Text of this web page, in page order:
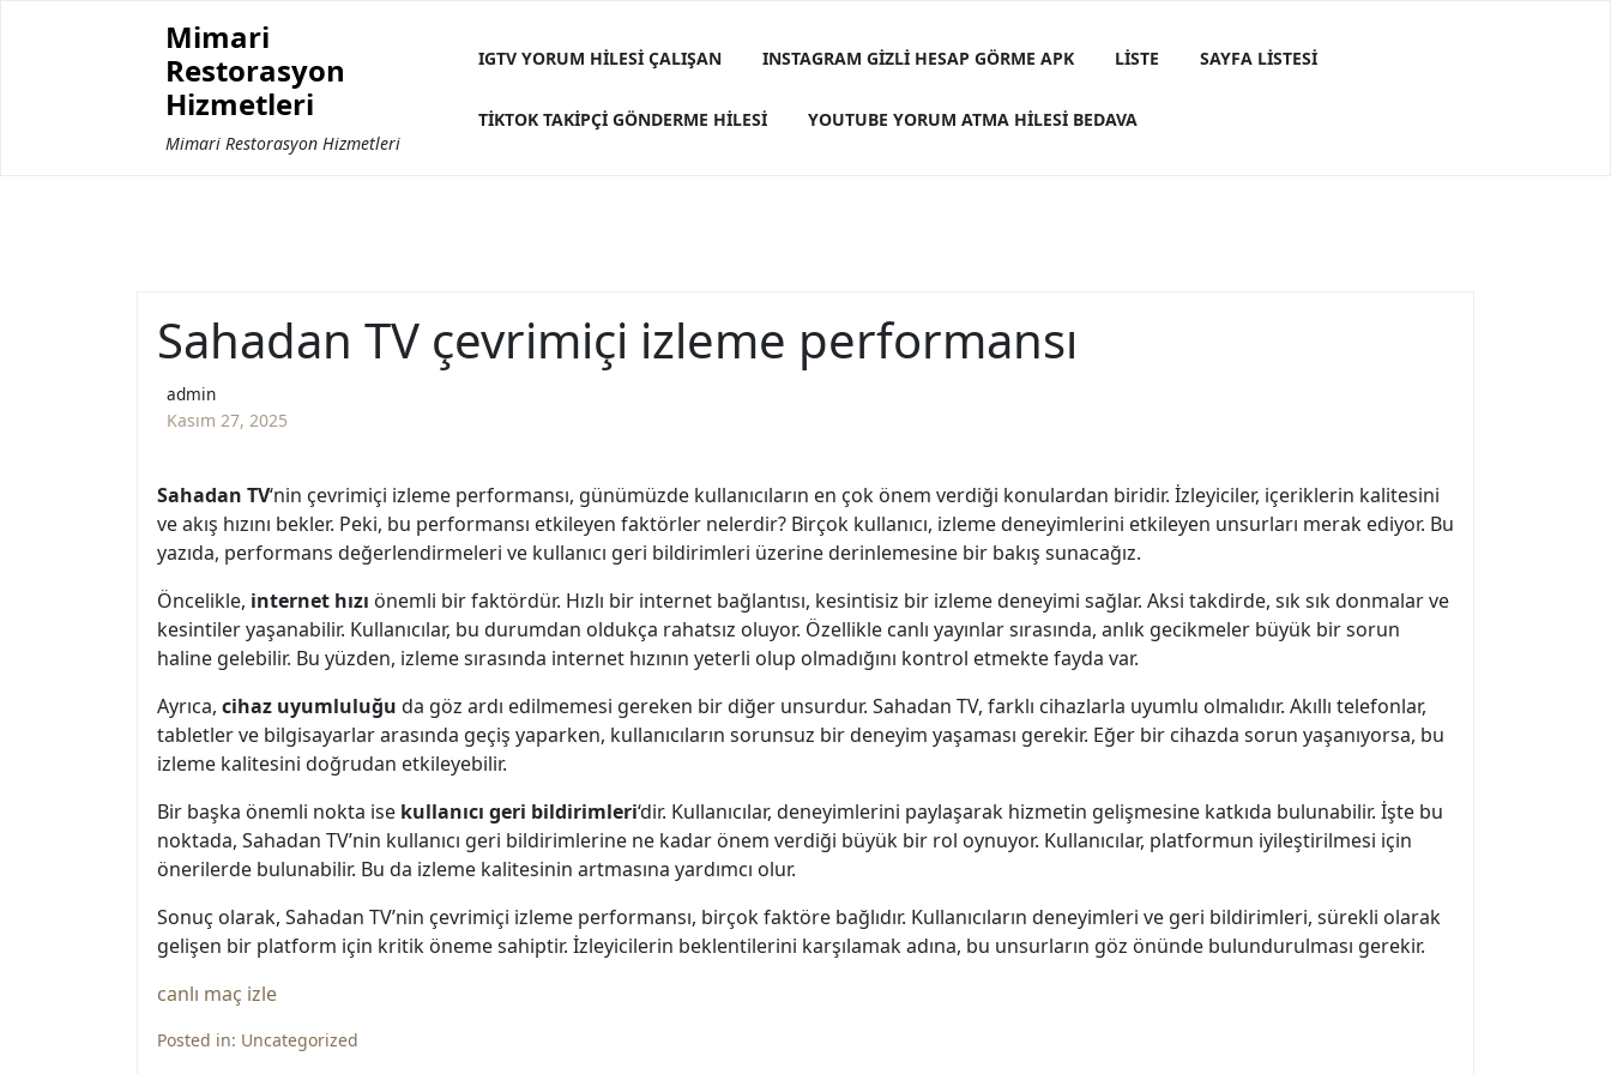
Mimari
Restorasyon
Hizmetleri
Mimari Restorasyon Hizmetleri
IGTV YORUM HILESI ÇALIŞAN INSTAGRAM GIZLI HESAP GÖRME APK LISTE SAYFA LISTESI
TIKTOK TAKIPÇI GÖNDERME HILESI YOUTUBE YORUM ATMA HILESI BEDAVA
Sahadan TV çevrimiçi izleme performansı
admin
Kasım 27, 2025
Sahadan TV‘nin çevrimiçi izleme performansı, günümüzde kullanıcıların en çok önem verdiği konulardan biridir. İzleyiciler, içeriklerin kalitesini
ve akış hızını bekler. Peki, bu performansı etkileyen faktörler nelerdir? Birçok kullanıcı, izleme deneyimlerini etkileyen unsurları merak ediyor. Bu
yazıda, performans değerlendirmeleri ve kullanıcı geri bildirimleri üzerine derinlemesine bir bakış sunacağız.
Öncelikle, internet hızı önemli bir faktördür. Hızlı bir internet bağlantısı, kesintisiz bir izleme deneyimi sağlar. Aksi takdirde, sık sık donmalar ve
kesintiler yaşanabilir. Kullanıcılar, bu durumdan oldukça rahatsız oluyor. Özellikle canlı yayınlar sırasında, anlık gecikmeler büyük bir sorun
haline gelebilir. Bu yüzden, izleme sırasında internet hızının yeterli olup olmadığını kontrol etmekte fayda var.
Ayrıca, cihaz uyumluluğu da göz ardı edilmemesi gereken bir diğer unsurdur. Sahadan TV, farklı cihazlarla uyumlu olmalıdır. Akıllı telefonlar,
tabletler ve bilgisayarlar arasında geçiş yaparken, kullanıcıların sorunsuz bir deneyim yaşaması gerekir. Eğer bir cihazda sorun yaşanıyorsa, bu
izleme kalitesini doğrudan etkileyebilir.
Bir başka önemli nokta ise kullanıcı geri bildirimleri‘dir. Kullanıcılar, deneyimlerini paylaşarak hizmetin gelişmesine katkıda bulunabilir. İşte bu
noktada, Sahadan TV’nin kullanıcı geri bildirimlerine ne kadar önem verdiği büyük bir rol oynuyor. Kullanıcılar, platformun iyileştirilmesi için
önerilerde bulunabilir. Bu da izleme kalitesinin artmasına yardımcı olur.
Sonuç olarak, Sahadan TV’nin çevrimiçi izleme performansı, birçok faktöre bağlıdır. Kullanıcıların deneyimleri ve geri bildirimleri, sürekli olarak
gelişen bir platform için kritik öneme sahiptir. İzleyicilerin beklentilerini karşılamak adına, bu unsurların göz önünde bulundurulması gerekir.
canlı maç izle
Posted in: Uncategorized